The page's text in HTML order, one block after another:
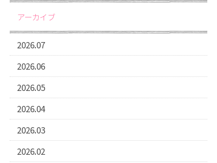
アーカイブ
2026.07
2026.06
2026.05
2026.04
2026.03
2026.02